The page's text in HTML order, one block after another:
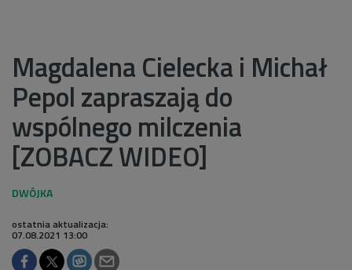
Magdalena Cielecka i Michał
Pepol zapraszają do
wspólnego milczenia
[ZOBACZ WIDEO]
ostatnia aktualizacja:
07.08.2021 13:00